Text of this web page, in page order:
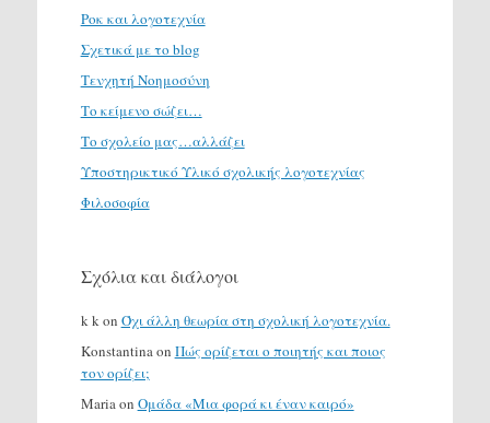
Ροκ και λογοτεχνία
Σχετικά με το blog
Τενχητή Νοημοσύνη
Το κείμενο σώζει…
Το σχολείο μας…αλλάζει
Υποστηρικτικό Υλικό σχολικής λογοτεχνίας
Φιλοσοφία
Σχόλια και διάλογοι
k kon Όχι άλλη θεωρία στη σχολική λογοτεχνία.
Konstantinaon Πώς ορίζεται ο ποιητής και ποιος
τον ορίζει;
Mariaon Ομάδα «Μια φορά κι έναν καιρό»